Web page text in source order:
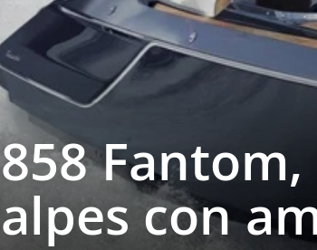
858
alpes con